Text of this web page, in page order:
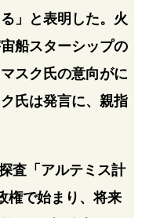
」と表明した。火
船スターシップの
スク氏の意向がに
氏は発言に、親指
査「アルテミス計
権で始まり、将来